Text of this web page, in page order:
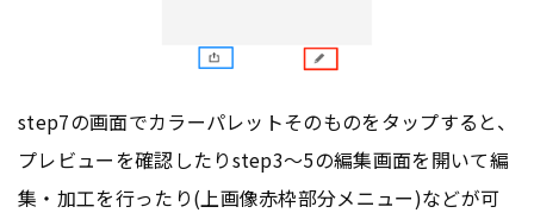
step7の画面でカラーパレットそのものをタップすると、
プレビューを確認したりstep3〜5の編集画面を開いて編
集・加工を行ったり(上画像赤枠部分メニュー)などが可